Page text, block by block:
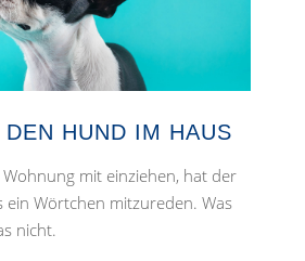
HUND IM HAUS
mit einziehen, hat der
ein Wörtchen mitzureden. Was
nicht.